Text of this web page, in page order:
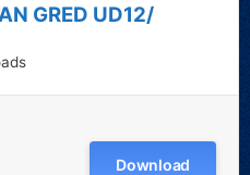
GRED UD12/
Download